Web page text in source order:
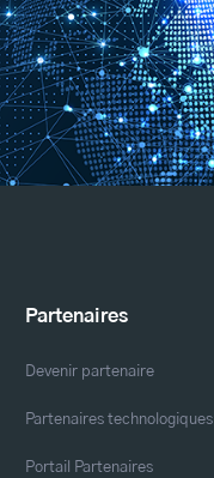
Partenaires
Devenir partenaire
Partenaires technologiques
Portail Partenaires